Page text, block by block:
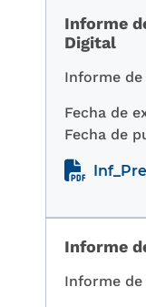
Informe
Digital
Informe
Fecha de
Fecha de
Informe
Informe